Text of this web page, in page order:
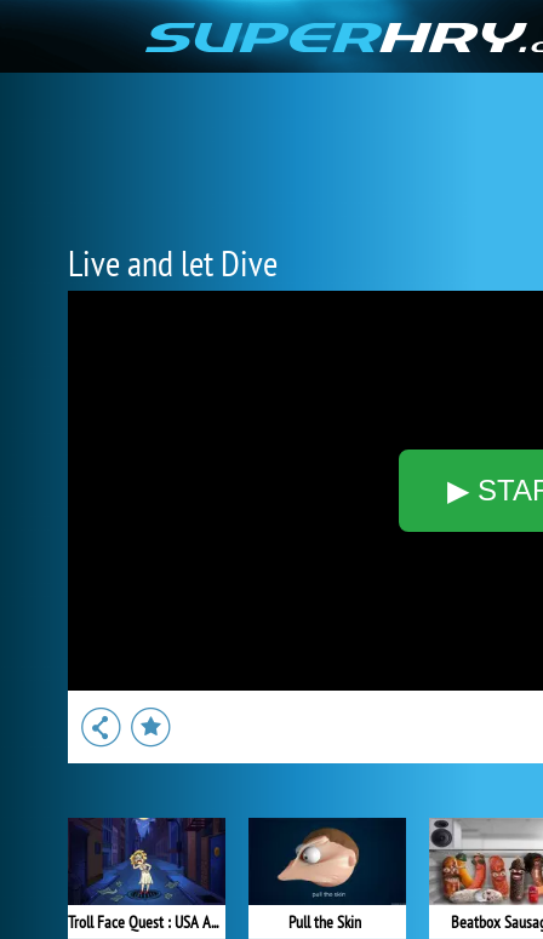
Live and let Dive
▶
Troll Face Quest : USA Adventure Pull the Skin Beatbox